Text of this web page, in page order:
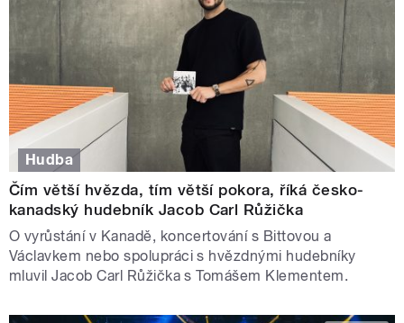
Hudba
Čím větší hvězda, tím větší pokora, říká česko-
kanadský hudebník Jacob Carl Růžička
O vyrůstání v Kanadě, koncertování s Bittovou a
Václavkem nebo spolupráci s hvězdnými hudebníky
mluvil Jacob Carl Růžička s Tomášem Klementem.